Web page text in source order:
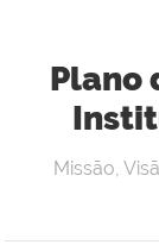
Plano
Missão,